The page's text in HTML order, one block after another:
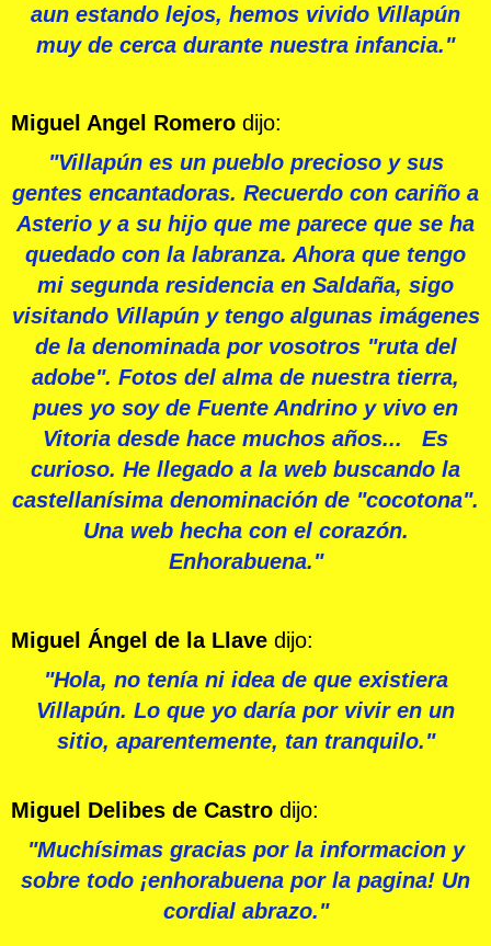
aun estando lejos, hemos vivido Villapún
muy de cerca durante nuestra infancia."
Miguel Angel Romero dijo:
"Villapún es un pueblo precioso y sus
gentes encantadoras. Recuerdo con cariño a
Asterio y a su hijo que me parece que se ha
quedado con la labranza. Ahora que tengo
mi segunda residencia en Saldaña, sigo
visitando Villapún y tengo algunas imágenes
de la denominada por vosotros "ruta del
adobe". Fotos del alma de nuestra tierra,
pues yo soy de Fuente Andrino y vivo en
Vitoria desde hace muchos años... Es
curioso. He llegado a la web buscando la
castellanísima denominación de "cocotona".
Una web hecha con el corazón.
Enhorabuena."
Miguel Ángel de la Llave dijo:
"Hola, no tenía ni idea de que existiera
Villapún. Lo que yo daría por vivir en un
sitio, aparentemente, tan tranquilo."
Miguel Delibes de Castro dijo:
"Muchísimas gracias por la informacion y
sobre todo ¡enhorabuena por la pagina! Un
cordial abrazo."